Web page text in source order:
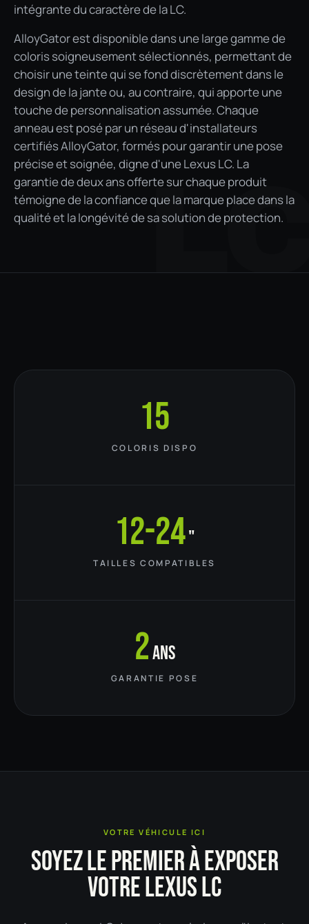
intégrante du caractère de la LC.
AlloyGator est disponible dans une large gamme de
coloris soigneusement sélectionnés, permettant de
choisir une teinte qui se fond discrètement dans le
design de la jante ou, au contraire, qui apporte une
touche de personnalisation assumée. Chaque
anneau est posé par un réseau d'installateurs
certifiés AlloyGator, formés pour garantir une pose
précise et soignée, digne d'une Lexus LC. La
garantie de deux ans offerte sur chaque produit
témoigne de la confiance que la marque place dans la
qualité et la longévité de sa solution de protection.
15
COLORIS DISPO
12-24"
TAILLES COMPATIBLES
2ans
GARANTIE POSE
VOTRE VÉHICULE ICI
SOYEZ LE PREMIER À EXPOSER
VOTRE LEXUS LC